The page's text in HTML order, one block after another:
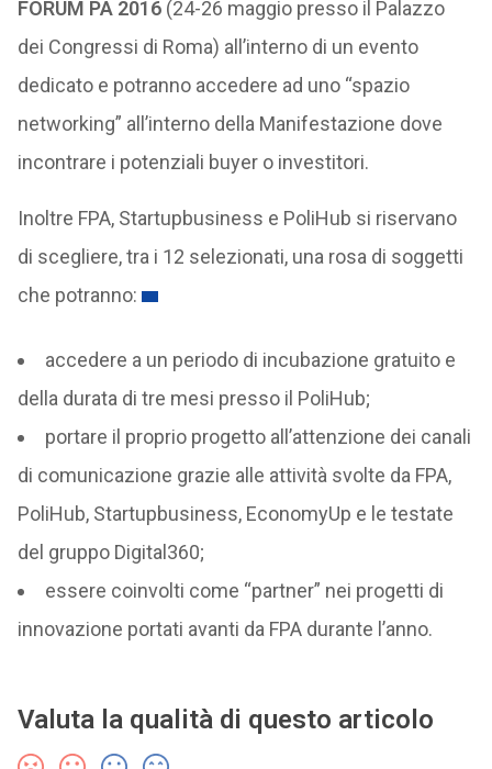
FORUM PA 2016(24-26 maggio presso il Palazzo
dei Congressi di Roma) all’interno di un evento
dedicato e potranno accedere ad uno “spazio
networking” all’interno della Manifestazione dove
incontrare i potenziali buyer o investitori.
Inoltre FPA, Startupbusiness e PoliHub si riservano
di scegliere, tra i 12 selezionati, una rosa di soggetti
che potranno:
accedere a un periodo di incubazione gratuito e
della durata di tre mesi presso il PoliHub;
portare il proprio progetto all’attenzione dei canali
di comunicazione grazie alle attività svolte da FPA,
PoliHub, Startupbusiness, EconomyUp e le testate
del gruppo Digital360;
essere coinvolti come “partner” nei progetti di
innovazione portati avanti da FPA durante l’anno.
Valuta la qualità di questo articolo